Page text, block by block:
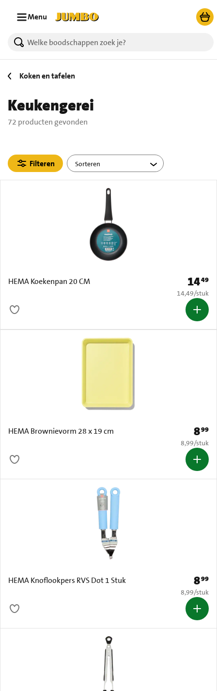
Menu
72 producten gevonden.
Koken en tafelen
Keukengerei
72 producten gevonden
Filteren
HEMA Koekenpan 20 CM Prijs: €
1449
€ 14,49 per
14,49/stuk
HEMA Brownievorm 28 x 19 cm Prijs:
899
€ 8,99 per
8,99/stuk
HEMA Knoflookpers RVS Dot 1 Stuk Prijs:
899
€ 8,99 per
8,99/stuk